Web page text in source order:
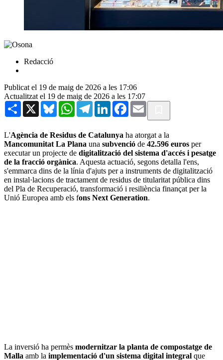
Redacció
Publicat el 19 de maig de 2026 a les 17:06
Actualitzat el 19 de maig de 2026 a les 17:07
Share X BlueskyWhatsAppTelegramLinkedInFacebook
Email
L'Agència de Residus de Catalunya ha atorgat a la
Mancomunitat La Plana una subvenció de 42.596 euros per
executar un projecte de digitalització del sistema d'accés i pesatge
de la fracció orgànica. Aquesta actuació, segons detalla l'ens,
s'emmarca dins de la línia d'ajuts per a instruments de digitalització
en instal·lacions de tractament de residus de titularitat pública dins
del Pla de Recuperació, transformació i resiliència finançat per la
Unió Europea amb els fons Next Generation.
La inversió ha permès modernitzar la planta de compostatge de
Malla amb la implementació d'un sistema digital integral que